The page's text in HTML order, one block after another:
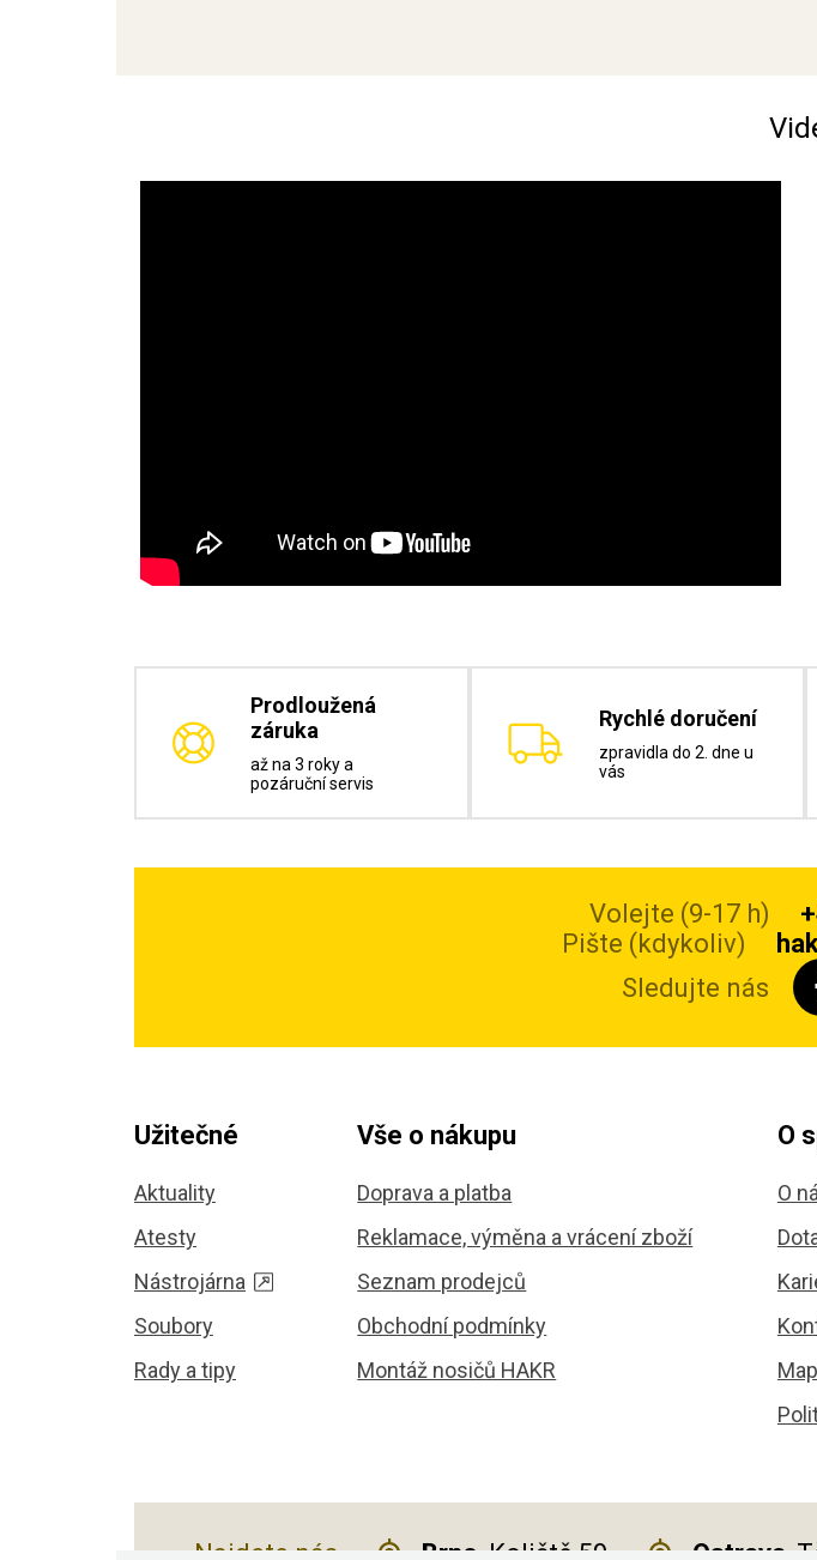
Prodloužená
záruka
až na 3 roky a
pozáruční servis
Rychlé doručení
zpravidla do 2. dne u
vás
Volejte (9-17 h)
Pište (kdykoliv)
Sledujte nás
Užitečné
Aktuality
Atesty
Nástrojárna
Soubory
Rady a tipy
Vše o nákupu
Doprava a platba
Reklamace, výměna a vrácení zboží
Seznam prodejců
Obchodní podmínky
Montáž nosičů HAKR
O
O
Najdete nás Brno, Koliště 59 Ostrava,